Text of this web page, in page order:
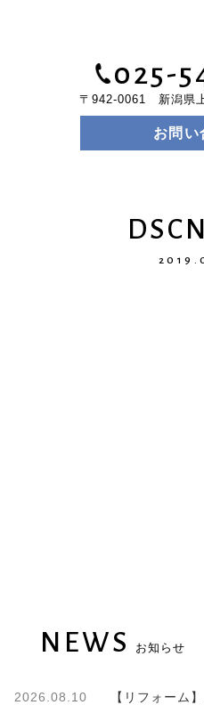
025-
〒942-0061 新潟県
お問い
NEWS お知らせ
2026.08.10 【リフォーム